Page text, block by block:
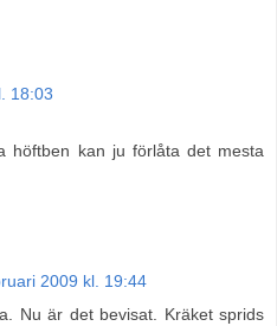
18:03
höftben kan ju förlåta det mesta
2009 kl. 19:44
Nu är det bevisat. Kräket sprids